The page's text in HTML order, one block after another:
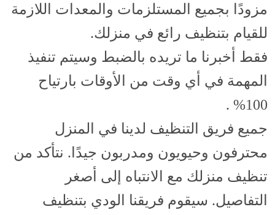
مزودًا بجميع المستلزمات والمعدات اللازمة
للقيام بتنظيف رائع في منزلك.
فقط أخبرنا ما تريده بالضبط وسيتم تنفيذ
المهمة في أي وقت من الأوقات بارتياح
100% .
جميع فريق التنظيف لدينا في المنزل
محترفون وحيويون ومدربون جيدًا. نتأكد من
تنظيف منزلك مع الانتباه إلى أصغر
التفاصيل. سيقوم فريقنا الودي بتنظيف